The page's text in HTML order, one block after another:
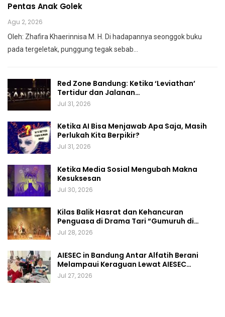
Pentas Anak Golek
Agu 2, 2026
Oleh: Zhafira Khaerinnisa M. H.
Di hadapannya seonggok buku
pada tergeletak, punggung tegaksebab
Red Zone Bandung: Ketika ‘Leviathan’
Tertidur dan Jalanan…
Jul 31, 2026
Ketika AI Bisa Menjawab Apa Saja, Masih
Perlukah Kita Berpikir?
Jul 31, 2026
Ketika Media Sosial Mengubah Makna
Kesuksesan
Jul 30, 2026
Kilas Balik Hasrat dan Kehancuran
Penguasa di Drama Tari “Gumuruh di…
Jul 28, 2026
AIESEC in Bandung Antar Alfatih Berani
Melampaui Keraguan Lewat AIESEC…
Jul 27, 2026